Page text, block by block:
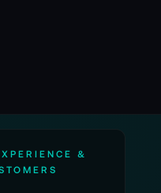
&